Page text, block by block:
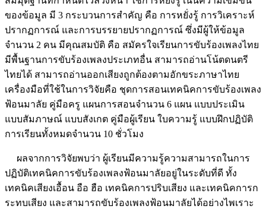
ของข้อมูล มี 3 กระบวนการสำคัญ คือ การหยั่งรู้ การวิเคราะห์
ปรากฏการณ์ และการบรรยายปรากฏการณ์ ซึ่งมีผู้ให้ข้อมูล
จำนวน 2 คน มีคุณสมบัติ คือ สมัครใจเรียนการขับร้องเพลงไทย
มีพื้นฐานการขับร้องเพลงประเภทอื่น สามารถอ่านโน้ตดนตรี
ไทยได้ สามารถอ่านออกเสียงถูกต้องตามอักขระภาษาไทย
เครื่องมือที่ใช้ในการวิจัยคือ ชุดการสอนเทคนิคการขับร้องเพลง
ฟ้อนมาลัย คู่มือครู แผนการสอนจำนวน 6 แผน แบบประเมิน
แบบสัมภาษณ์ แบบสังเกต คู่มือผู้เรียน ใบความรู้ แบบฝึกปฏิบัติ
การเรียนทั้งหมดจำนวน 10 ชั่วโมง
ผลจากการวิจัยพบว่า ผู้เรียนมีความรู้ความสามารถในการ
ปฏิบัติเทคนิคการขับร้องเพลงฟ้อนมาลัยอยู่ในระดับที่ดี ทั้ง
เทคนิคเสียงเอื้อน อือ ฮือ เทคนิคการปริบเสียง และเทคนิคการก
ระทบเสียง และสามารถขับร้องเพลงฟ้อนมาลัยได้อย่างไพเราะ